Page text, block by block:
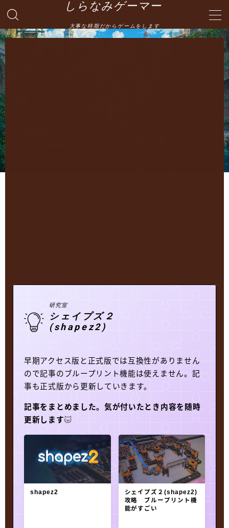
しらなみゲーマー
大事な時期だからゲームをします
MENU
研究室
シェイプズ２
(shapez2)
早期アクセス版と正式版では互換性がありません
ので記事のブループリント機能は使えません。記
事も正式版から更新していきます。
記事をまとめました。気が付いたとき内容を随時
更新します
shapez2
シェイプズ２(shapez2)
攻略 ブループリント機
能がすごい